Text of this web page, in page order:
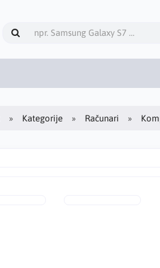
Kategorije Računari